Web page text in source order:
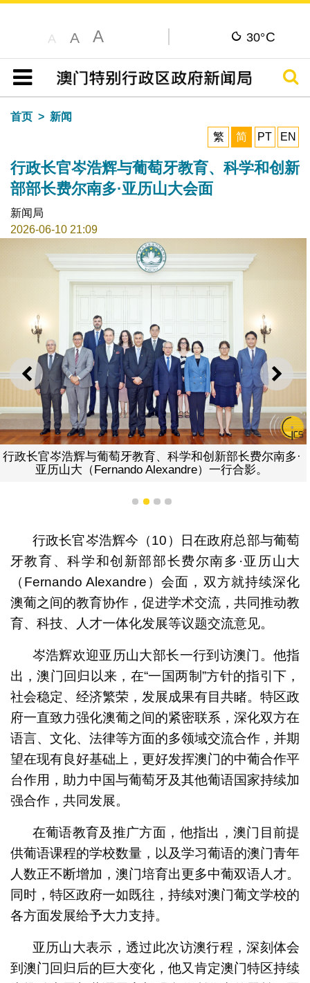
A A A 30°C
目录
搜寻
首页
新闻
繁
简 PT EN
行政长官岑浩辉与葡萄牙教育、科学和创新
部部长费尔南多·亚历山大会面
新闻局
2026-06-10 21:09
上一则 下一
行政长官岑浩辉与葡萄牙教育、科学和创新部长费尔南多·
亚历山大（Fernando Alexandre）一行合影。
1 2 3 4
行政长官岑浩辉今（10）日在政府总部与葡萄
牙教育、科学和创新部部长费尔南多·亚历山大
（Fernando Alexandre）会面，双方就持续深化
澳葡之间的教育协作，促进学术交流，共同推动教
育、科技、人才一体化发展等议题交流意见。
岑浩辉欢迎亚历山大部长一行到访澳门。他指
出，澳门回归以来，在“一国两制”方针的指引下，
社会稳定、经济繁荣，发展成果有目共睹。特区政
府一直致力强化澳葡之间的紧密联系，深化双方在
语言、文化、法律等方面的多领域交流合作，并期
望在现有良好基础上，更好发挥澳门的中葡合作平
台作用，助力中国与葡萄牙及其他葡语国家持续加
强合作，共同发展。
在葡语教育及推广方面，他指出，澳门目前提
供葡语课程的学校数量，以及学习葡语的澳门青年
人数正不断增加，澳门培育出更多中葡双语人才。
同时，特区政府一如既往，持续对澳门葡文学校的
各方面发展给予大力支持。
亚历山大表示，透过此次访澳行程，深刻体会
到澳门回归后的巨大变化，他又肯定澳门特区持续